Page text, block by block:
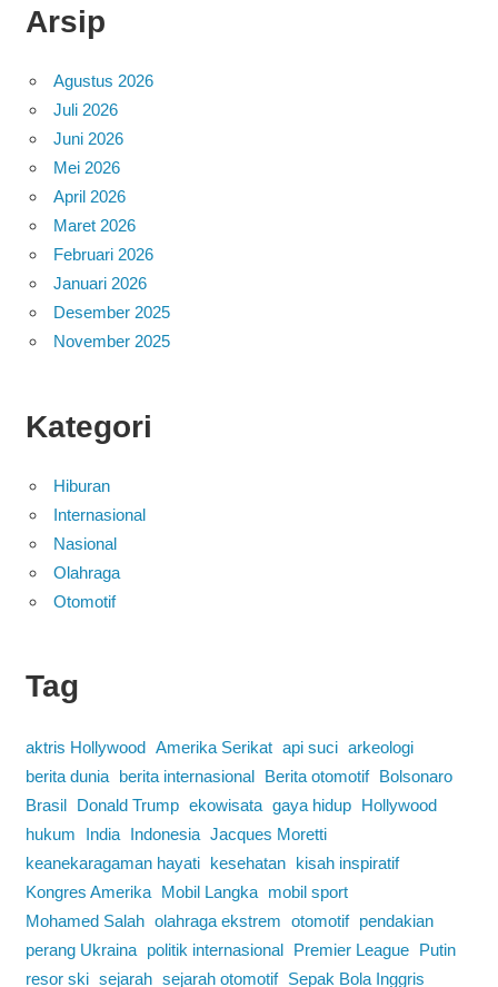
Arsip
Agustus 2026
Juli 2026
Juni 2026
Mei 2026
April 2026
Maret 2026
Februari 2026
Januari 2026
Desember 2025
November 2025
Kategori
Hiburan
Internasional
Nasional
Olahraga
Otomotif
Tag
aktris Hollywood Amerika Serikat api suci arkeologi
berita dunia
berita internasional Berita otomotif
Bolsonaro
Brasil
Donald Trump ekowisata gaya hidup
Hollywood
hukum
India Indonesia Jacques Moretti
keanekaragaman hayati
kesehatan
kisah inspiratif
Kongres Amerika
Mobil Langka
mobil sport
Mohamed Salah olahraga ekstrem otomotif
pendakian
perang Ukraina
politik internasional Premier League
Putin
resor ski sejarah sejarah otomotif Sepak Bola Inggris